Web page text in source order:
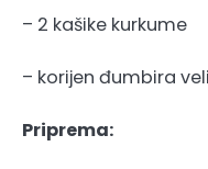
– 2 kašike kurkume
– korijen đumbira
Priprema: